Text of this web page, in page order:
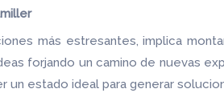
más estresantes, implica
forjando un camino de nuevas
un estado ideal para generar